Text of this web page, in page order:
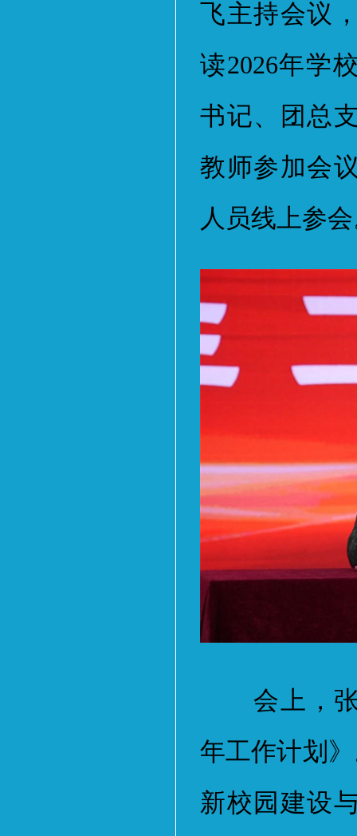
飞主持会议
读2026年学
书记、团总
教师参加会
人员线上参
会上，张
年工作计划
新校园建设